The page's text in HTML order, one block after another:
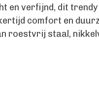
en verfijnd, dit
comfort en
roestvrij staal,